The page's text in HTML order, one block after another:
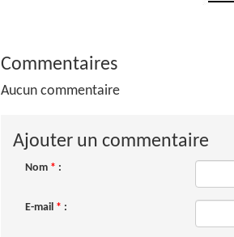
Commentaires
Aucun commentaire
Ajouter un commentaire
Nom * :
E-mail * :